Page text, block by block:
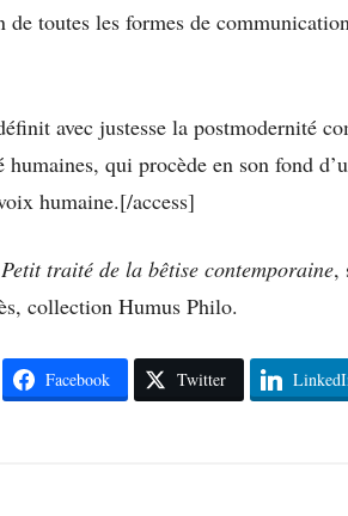
de toutes les formes de
avec justesse la postmodernité
qui procède en son fond
humaine.[/access]
Petit traité de la bêtise contemporaine,
collection Humus Philo.
Facebook Twitter